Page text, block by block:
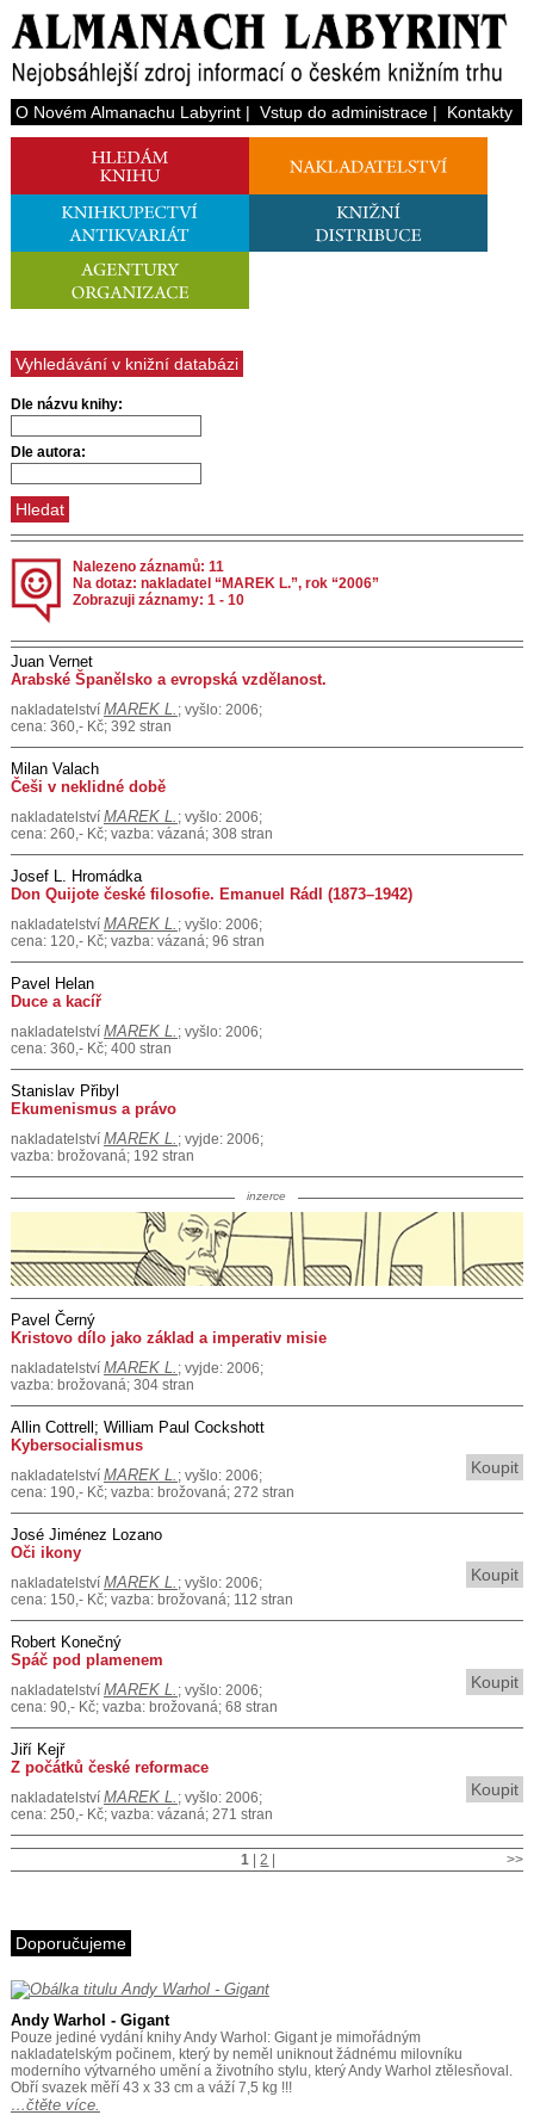
O Novém Almanachu Labyrint| Vstup do administrace| Kontakty
Vyhledávání v knižní databázi
Dle názvu knihy:
Dle autora:
Nalezeno záznamů: 11
Na dotaz: nakladatel “MAREK L.”, rok “2006”
Zobrazuji záznamy: 1 - 10
Juan Vernet
Arabské Španělsko a evropská vzdělanost.
nakladatelství MAREK L. ; vyšlo: 2006;
cena: 360,- Kč; 392 stran
Milan Valach
Češi v neklidné době
nakladatelství MAREK L. ; vyšlo: 2006;
cena: 260,- Kč; vazba: vázaná; 308 stran
Josef L. Hromádka
Don Quijote české filosofie. Emanuel Rádl (1873–1942)
nakladatelství MAREK L. ; vyšlo: 2006;
cena: 120,- Kč; vazba: vázaná; 96 stran
Pavel Helan
Duce a kacíř
nakladatelství MAREK L. ; vyšlo: 2006;
cena: 360,- Kč; 400 stran
Stanislav Přibyl
Ekumenismus a právo
nakladatelství MAREK L. ; vyjde: 2006;
vazba: brožovaná; 192 stran
inzerce
Pavel Černý
Kristovo dílo jako základ a imperativ misie
nakladatelství MAREK L. ; vyjde: 2006;
vazba: brožovaná; 304 stran
Koupit
Allin Cottrell; William Paul Cockshott
Kybersocialismus
nakladatelství MAREK L. ; vyšlo: 2006;
cena: 190,- Kč; vazba: brožovaná; 272 stran
Koupit
José Jiménez Lozano
Oči ikony
nakladatelství MAREK L. ; vyšlo: 2006;
cena: 150,- Kč; vazba: brožovaná; 112 stran
Koupit
Robert Konečný
Spáč pod plamenem
nakladatelství MAREK L. ; vyšlo: 2006;
cena: 90,- Kč; vazba: brožovaná; 68 stran
Koupit
Jiří Kejř
Z počátků české reformace
nakladatelství MAREK L. ; vyšlo: 2006;
cena: 250,- Kč; vazba: vázaná; 271 stran
>>
1 |2
Doporučujeme
Andy Warhol - Gigant
Pouze jediné vydání knihy Andy Warhol: Gigant je mimořádným
nakladatelským počinem, který by neměl uniknout žádnému milovníku
moderního výtvarného umění a životního stylu, který Andy Warhol ztělesňoval.
Obří svazek měří 43 x 33 cm a váží 7,5 kg !!!
…čtěte více.